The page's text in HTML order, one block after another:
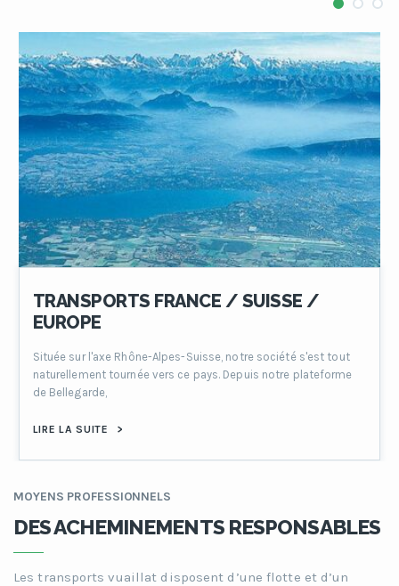
TRANSPORTS FRANCE / SUISSE /
EUROPE
Située sur l'axe Rhône-Alpes-Suisse, notre société s'est tout
naturellement tournée vers ce pays. Depuis notre plateforme
de Bellegarde,
LIRE LA SUITE >
MOYENS PROFESSIONNELS
DES ACHEMINEMENTS RESPONSABLES
Les transports vuaillat disposent d’une flotte et d’un